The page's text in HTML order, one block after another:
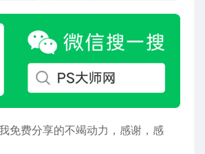
免费分享的不竭动力，感谢，感